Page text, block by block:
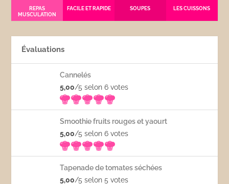
REPAS
MUSCULATION
FACILE ET RAPIDE SOUPES LES CUISSONS
Évaluations
Cannelés
5,00/5 selon 6votes
Smoothie fruits rouges et yaourt
5,00/5 selon 6votes
Tapenade de tomates séchées
5,00/5 selon 5votes